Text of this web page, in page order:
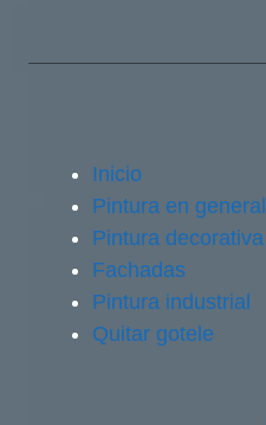
Inicio
Pintura en general
Pintura decorativa
Fachadas
Pintura industrial
Quitar gotele